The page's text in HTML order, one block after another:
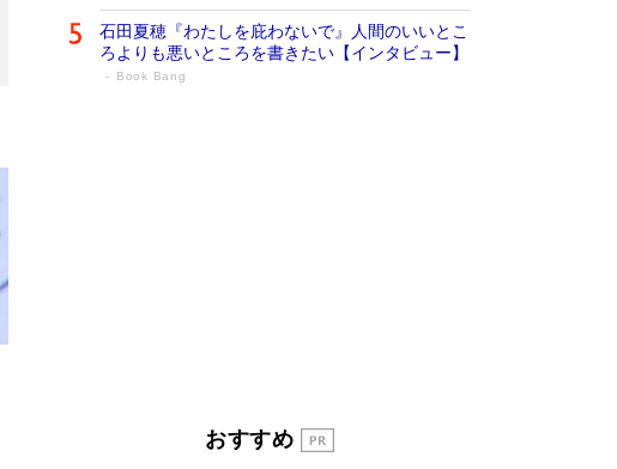
石田夏穂『わたしを庇わないで』人間のいいとこ
ろよりも悪いところを書きたい【インタビュー】
Book Bang
開発への関心を押し上げた18年の物語に幕 特装
おすすめ